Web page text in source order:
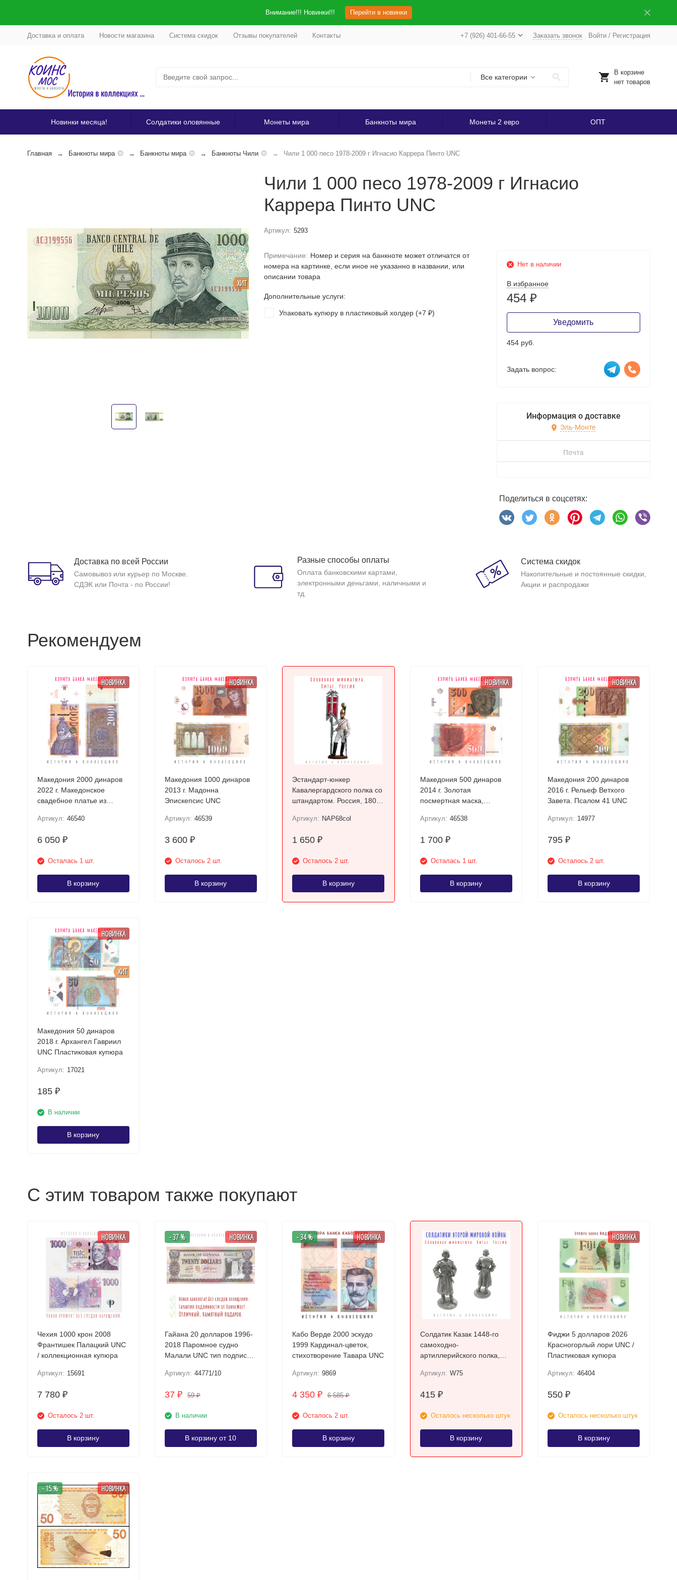
Внимание!!! Новинки!!! Перейти в новинки
Доставка и оплата Новости магазина Система скидок Отзывы покупателей Контакты +7 (926) 401-66-55 Заказать звонок Войти/ Регистрация
Все категории
В корзине
нет товаров
Новинки месяца! Солдатики оловянные Монеты мира Банкноты мира Монеты 2 евро ОПТ
Главная Банкноты мира Банкноты мира Банкноты Чили Чили 1 000 песо 1978-2009 г Игнасио Каррера Пинто UNC
ХИТ
Чили 1 000 песо 1978-2009 г Игнасио
Каррера Пинто UNC
Артикул: 5293
Примечание: Номер и серия на банкноте может отличатся от
номера на картинке, если иное не указанно в названии, или
описании товара
Дополнительные услуги:
Упаковать купюру в пластиковый холдер (+7 ₽)
Нет в наличии
В избранное
454 ₽
Уведомить
454 руб.
Задать вопрос:
Информация о доставке
Эль-Монте
Почта
Поделиться в соцсетях:
Доставка по всей России
Самовывоз или курьер по Москве.
СДЭК или Почта - по России!
Разные способы оплаты
Оплата банковскими картами,
электронными деньгами, наличными и
тд.
Система скидок
Накопительные и постоянные скидки,
Акции и распродажи
Рекомендуем
НОВИНКА
Македония 2000 динаров
2022 г. Македонское
свадебное платье из
Артикул: 46540
6 050 ₽
Осталась 1 шт.
В корзину
НОВИНКА
Македония 1000 динаров
2013 г. Мадонна
Эпискепсис UNC
Артикул: 46539
3 600 ₽
Осталось 2 шт.
В корзину
Эстандарт-юнкер
Кавалергардского полка со
штандартом. Россия, 1805-
солдатик
Артикул: NAP68col
1 650₽
Осталось 2 шт.
В корзину
НОВИНКА
Македония 500 динаров
2014 г. Золотая
посмертная маска,
Артикул: 46538
1 700 ₽
Осталась 1 шт.
В корзину
НОВИНКА
Македония 200 динаров
2016 г. Рельеф Ветхого
Завета. Псалом 41 UNC
Артикул: 14977
795₽
Осталось 2 шт.
В корзину
ХИТ
НОВИНКА
Македония 50 динаров
2018 г. Архангел Гавриил
UNC Пластиковая купюра
Артикул: 17021
185 ₽
В наличии
В корзину
С этим товаром также покупают
НОВИНКА
Чехия 1000 крон 2008
Франтишек Палацкий UNC
/ коллекционная купюра
Артикул: 15691
7 780 ₽
Осталось 2 шт.
В корзину
- 37 % НОВИНКА
Гайана 20 долларов 1996-
2018 Паромное судно
Малали UNC тип подписи
Артикул: 44771/10
37 ₽ 59₽
В наличии
В корзину от 10
- 34 % НОВИНКА
Кабо Верде 2000 эскудо
1999 Кардинал-цветок,
стихотворение Тавара UNC
Артикул: 9869
4 350₽ 6 585₽
Осталось 2 шт.
В корзину
Солдатик Казак 1448-го
самоходно-
артиллерийского полка,
Артикул: W75
415 ₽
Осталось несколько штук
В корзину
НОВИНКА
Фиджи 5 долларов 2026
Красногорлый лори UNC /
Пластиковая купюра
Артикул: 46404
550₽
Осталось несколько штук
В корзину
- 15 % НОВИНКА